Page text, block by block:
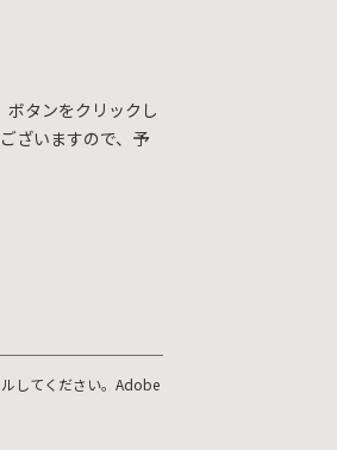
ボタンをクリックし
ざいますので、予
してください。Adobe